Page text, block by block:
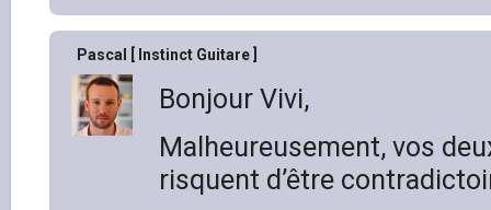
Pascal [ Instinct Guitare ]
Bonjour Vivi,
Malheureusement, vos
risquent d’être